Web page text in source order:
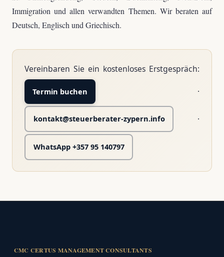
Immigration und allen verwandten Themen. Wir beraten auf
Deutsch, Englisch und Griechisch.
Vereinbaren Sie ein kostenloses Erstgespräch:
Termin buchen ·
kontakt@steuerberater-zypern.info ·
WhatsApp +357 95 140797
CMC CERTUS MANAGEMENT CONSULTANTS